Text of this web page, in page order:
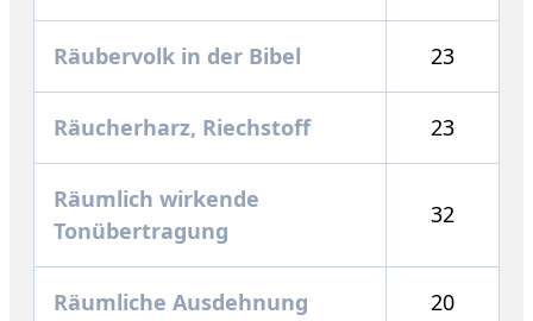
Räubervolk in der Bibel 23
Räucherharz, Riechstoff 23
Räumlich wirkende
Tonübertragung
32
Räumliche Ausdehnung 20